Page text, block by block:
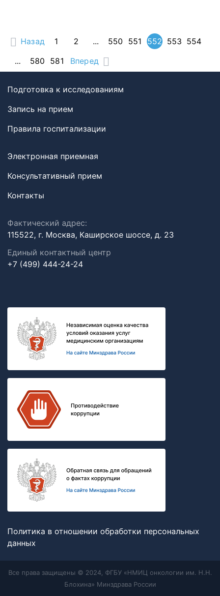
Назад 1 2 ... 550 551 552 553 554
...
580 581 Вперед
Подготовка к исследованиям
Запись на прием
Правила госпитализации
Электронная приемная
Консультативный прием
Контакты
Фактический адрес:
115522, г. Москва, Каширское шоссе, д. 23
Единый контактный центр
+7 (499) 444-24-24
Политика в отношении обработки персональных
данных
Все права защищены © 2024, ФГБУ «НМИЦ онкологии им. Н.Н.
Блохина» Минздрава России